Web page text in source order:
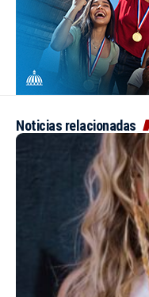
Noticias relacionadas